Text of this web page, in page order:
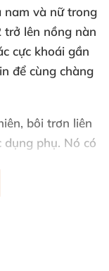
nam và nữ trong
trở lên nồng nàn
cực khoái gần
để cùng chàng
, bôi trơn liên
dụng phụ. Nó có